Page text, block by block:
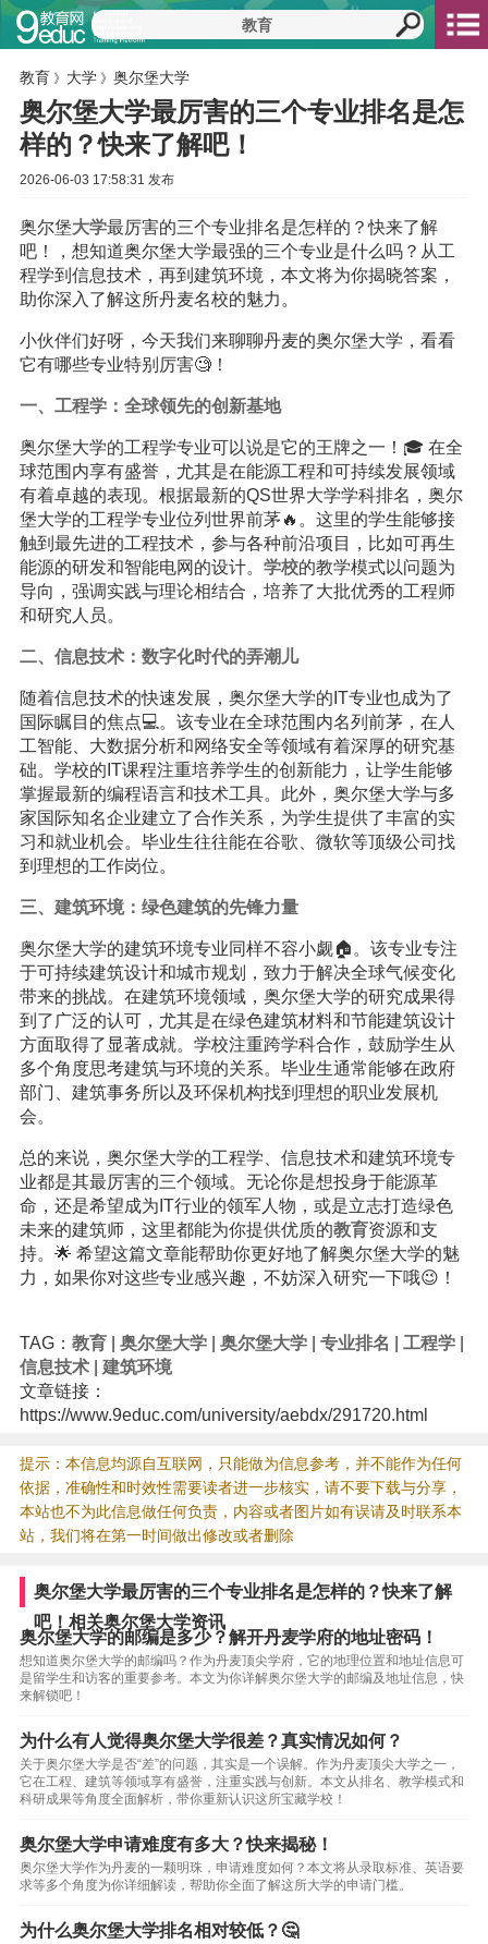
教育 》 大学》 奥尔堡大学
奥尔堡大学最厉害的三个专业排名是怎
样的？快来了解吧！
2026-06-03 17:58:31 发布
奥尔堡大学最厉害的三个专业排名是怎样的？快来了解
吧！，想知道奥尔堡大学最强的三个专业是什么吗？从工
程学到信息技术，再到建筑环境，本文将为你揭晓答案，
助你深入了解这所丹麦名校的魅力。
小伙伴们好呀，今天我们来聊聊丹麦的奥尔堡大学，看看
它有哪些专业特别厉害🧐！
一、工程学：全球领先的创新基地
奥尔堡大学的工程学专业可以说是它的王牌之一！🎓 在全
球范围内享有盛誉，尤其是在能源工程和可持续发展领域
有着卓越的表现。根据最新的QS世界大学学科排名，奥尔
堡大学的工程学专业位列世界前茅🔥。这里的学生能够接
触到最先进的工程技术，参与各种前沿项目，比如可再生
能源的研发和智能电网的设计。 学校的教学模式以问题为
导向，强调实践与理论相结合，培养了大批优秀的工程师
和研究人员。
二、信息技术：数字化时代的弄潮儿
随着信息技术的快速发展，奥尔堡大学的IT专业也成为了
国际瞩目的焦点💻。该专业在全球范围内名列前茅，在人
工智能、大数据分析和网络安全等领域有着深厚的研究基
础。学校的IT课程注重培养学生的创新能力，让学生能够
掌握最新的编程语言和技术工具。此外，奥尔堡大学与多
家国际知名企业建立了合作关系，为学生提供了丰富的实
习和就业机会。毕业生往往能在谷歌、微软等顶级公司找
到理想的工作岗位。
三、建筑环境：绿色建筑的先锋力量
奥尔堡大学的建筑环境专业同样不容小觑🏠。该专业专注
于可持续建筑设计和城市规划，致力于解决全球气候变化
带来的挑战。在建筑环境领域，奥尔堡大学的研究成果得
到了广泛的认可，尤其是在绿色建筑材料和节能建筑设计
方面取得了显著成就。学校注重跨学科合作，鼓励学生从
多个角度思考建筑与环境的关系。毕业生通常能够在政府
部门、建筑事务所以及环保机构找到理想的职业发展机
会。
总的来说，奥尔堡大学的工程学、信息技术和建筑环境专
业都是其最厉害的三个领域。无论你是想投身于能源革
命，还是希望成为IT行业的领军人物，或是立志打造绿色
未来的建筑师，这里都能为你提供优质的教育资源和支
持。🌟 希望这篇文章能帮助你更好地了解奥尔堡大学的魅
力，如果你对这些专业感兴趣，不妨深入研究一下哦😉！
TAG： 教育| 奥尔堡大学| 奥尔堡大学| 专业排名 工程学|
信息技术| 建筑环境
文章链接：
https://www.9educ.com/university/aebdx/291720.html
提示：本信息均源自互联网，只能做为信息参考，并不能作为任何
依据，准确性和时效性需要读者进一步核实，请不要下载与分享，
本站也不为此信息做任何负责，内容或者图片如有误请及时联系本
站，我们将在第一时间做出修改或者删除
奥尔堡大学最厉害的三个专业排名是怎样的？快来了解
吧！相关奥尔堡大学资讯
奥尔堡大学的邮编是多少？解开丹麦学府的地址密码！
想知道奥尔堡大学的邮编吗？作为丹麦顶尖学府，它的地理位置和地址信息可
是留学生和访客的重要参考。本文为你详解奥尔堡大学的邮编及地址信息，快
来解锁吧！
为什么有人觉得奥尔堡大学很差？真实情况如何？
关于奥尔堡大学是否“差”的问题，其实是一个误解。作为丹麦顶尖大学之一，
它在工程、建筑等领域享有盛誉，注重实践与创新。本文从排名、教学模式和
科研成果等角度全面解析，带你重新认识这所宝藏学校！
奥尔堡大学申请难度有多大？快来揭秘！
奥尔堡大学作为丹麦的一颗明珠，申请难度如何？本文将从录取标准、英语要
求等多个角度为你详细解读，帮助你全面了解这所大学的申请门槛。
为什么奥尔堡大学排名相对较低？🤔